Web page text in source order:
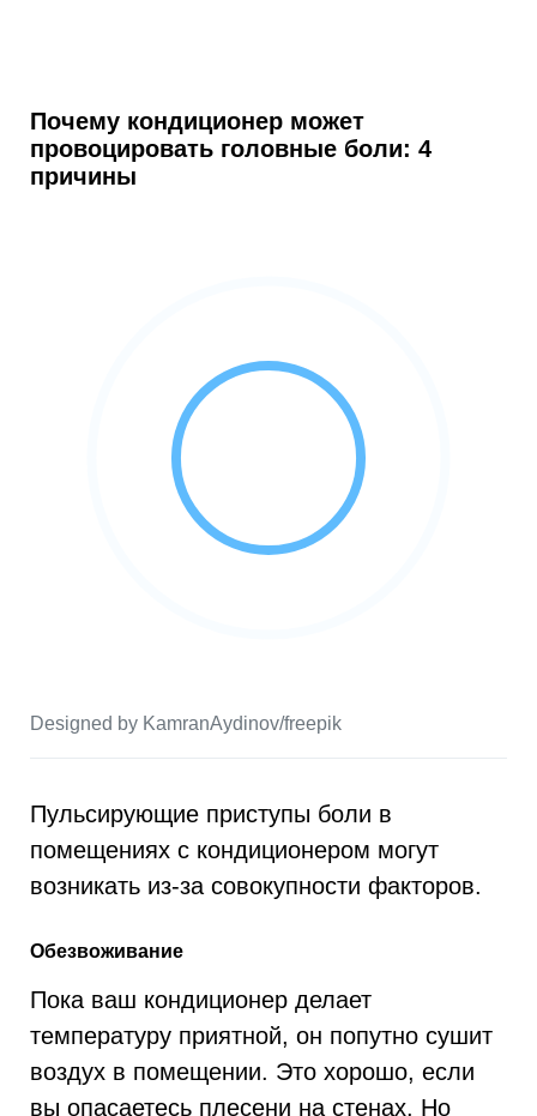
Почему кондиционер может
провоцировать головные боли: 4
причины
Designed by KamranAydinov/freepik
Пульсирующие приступы боли в
помещениях с кондиционером могут
возникать из-за совокупности факторов.
Обезвоживание
Пока ваш кондиционер делает
температуру приятной, он попутно сушит
воздух в помещении. Это хорошо, если
вы опасаетесь плесени на стенах. Но